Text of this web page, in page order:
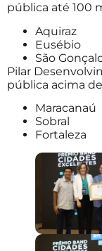
pública até 100
Aquiraz
Eusébio
São
Pilar
pública acima
Maracanaú
Sobral
Fortaleza